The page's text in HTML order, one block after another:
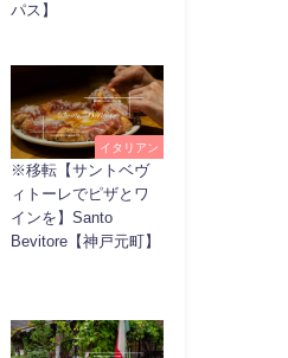
パス】
イタリアン
※移転【サントベヴ
ィトーレでピザとワ
インを】Santo
Bevitore【神戸元町】